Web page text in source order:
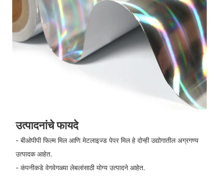
उत्पादनांचे फायदे
- बीओपीपी फिल्म मिल आणि मेटलाइज्ड पेपर मिल हे दोन्ही उद्योगातील अग्रगण्य
उत्पादक आहेत.
- कंपनीकडे वेगवेगळ्या लेबलांसाठी योग्य उत्पादने आहेत.